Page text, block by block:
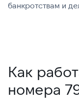
банкротствам и
Как
номера